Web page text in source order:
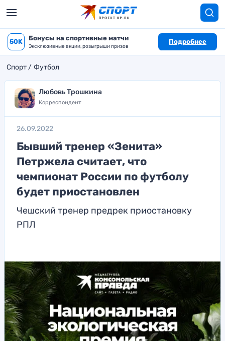
50K Бонусы на спортивные матчи
Эксклюзивные акции, розыгрыши призов
Подробнее
Спорт Футбол
Любовь Трошкина
Корреспондент
26.09.2022
Бывший тренер «Зенита»
Петржела считает, что
чемпионат России по футболу
будет приостановлен
Чешский тренер предрек приостановку
РПЛ